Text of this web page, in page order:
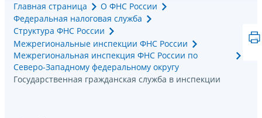
Главная страница
О ФНС России
Федеральная налоговая служба
Структура ФНС России
Межрегиональные инспекции ФНС России
Межрегиональная инспекция ФНС России по
Северо-Западному федеральному округу
Государственная гражданская служба в инспекции